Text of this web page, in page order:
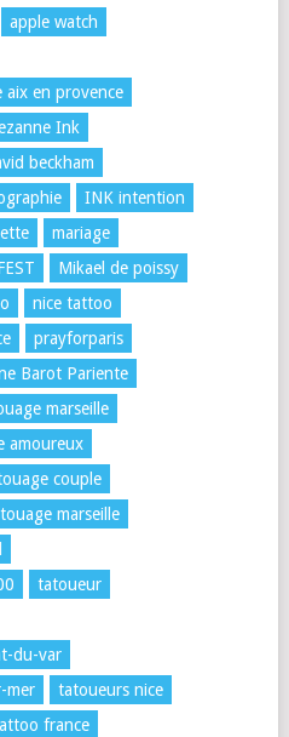
apple watch
en provence
Ink
beckham
INK intention
mariage
Mikael de poissy
nice tattoo
prayforparis
Barot Pariente
marseille
amoureux
couple
marseille
tatoueur
du-var
mer
tatoueurs nice
france